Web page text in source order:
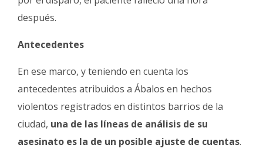
después.
Antecedentes
En ese marco, y teniendo en cuenta los
antecedentes atribuidos a Ábalos en hechos
violentos registrados en distintos barrios de la
ciudad, una de las líneas de análisis de su
asesinato es la de un posible ajuste de cuentas.